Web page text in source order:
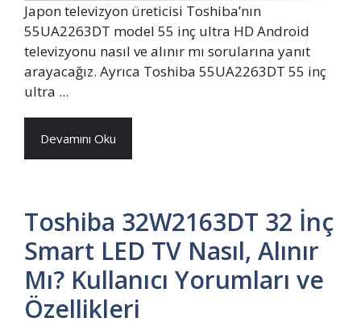
Japon televizyon üreticisi Toshiba’nın
55UA2263DT model 55 inç ultra HD Android
televizyonu nasıl ve alınır mı sorularına yanıt
arayacağız. Ayrıca Toshiba 55UA2263DT 55 inç
ultra ...
Devamını Oku
Toshiba 32W2163DT 32 İnç
Smart LED TV Nasıl, Alınır
Mı? Kullanıcı Yorumları ve
Özellikleri